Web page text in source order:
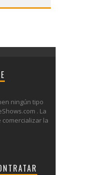
ningún tipo
. La
la